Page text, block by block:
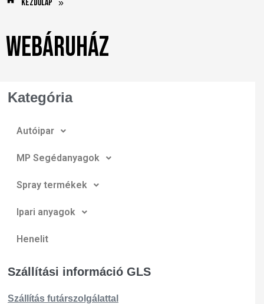
Kezdőlap »
Webáruház
Kategória
Autóipar
MP Segédanyagok
Spray termékek
Ipari anyagok
Henelit
Szállítási információ GLS
Szállítás futárszo lgálattal